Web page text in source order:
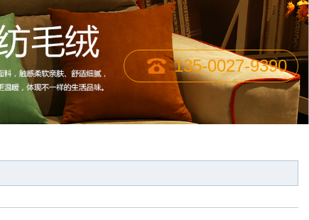
135-0027-9390